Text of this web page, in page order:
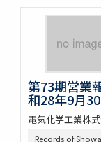
第73期営
和28年9月
電気化学工業株
Records of